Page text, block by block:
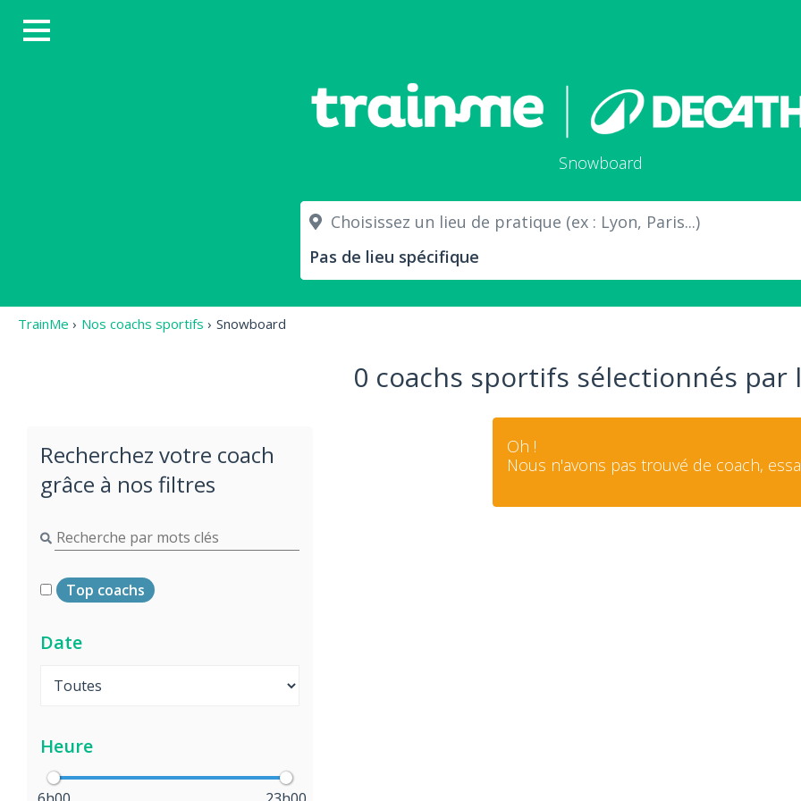
Snowboard
Choisissez un lieu de pratique (ex : Lyon, Paris...)
TrainMe › Nos coachs sportifs › Snowboard
Recherchez votre coach
grâce à nos filtres
Top coachs
Date
Heure
0 coachs sportifs sélectionnés par
Oh !
Nous n'avons pas trouvé de coach,